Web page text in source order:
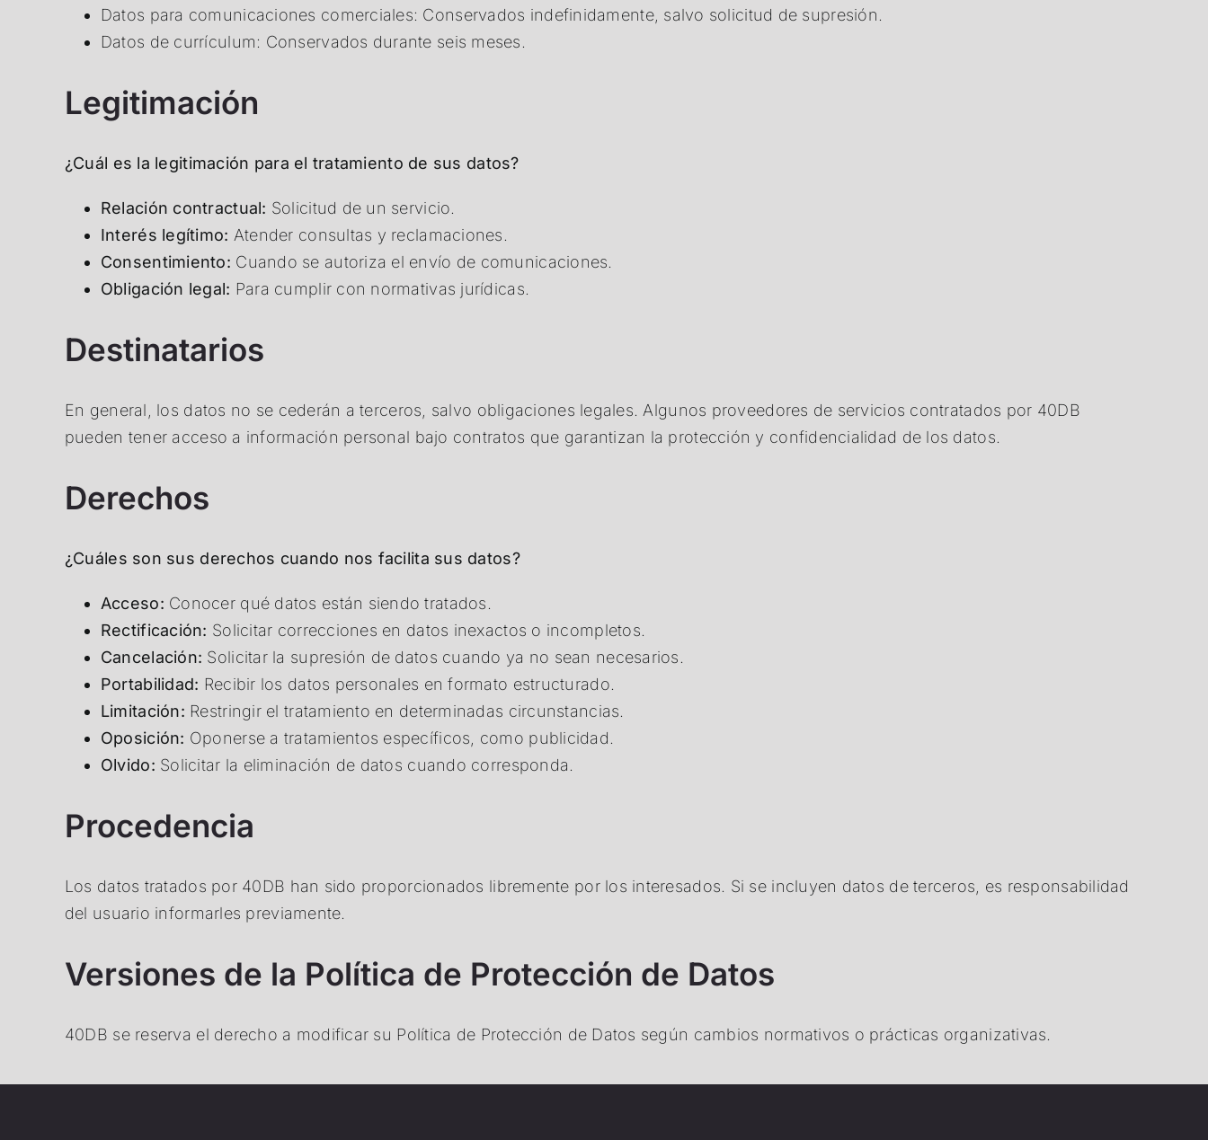
Datos para comunicaciones comerciales: Conservados indefinidamente, salvo solicitud de supresión.
Datos de currículum: Conservados durante seis meses.
Legitimación
¿Cuál es la legitimación para el tratamiento de sus datos?
Relación contractual: Solicitud de un servicio.
Interés legítimo: Atender consultas y reclamaciones.
Consentimiento: Cuando se autoriza el envío de comunicaciones.
Obligación legal: Para cumplir con normativas jurídicas.
Destinatarios
En general, los datos no se cederán a terceros, salvo obligaciones legales. Algunos proveedores de servicios contratados por 40DB
pueden tener acceso a información personal bajo contratos que garantizan la protección y confidencialidad de los datos.
Derechos
¿Cuáles son sus derechos cuando nos facilita sus datos?
Acceso: Conocer qué datos están siendo tratados.
Rectificación: Solicitar correcciones en datos inexactos o incompletos.
Cancelación: Solicitar la supresión de datos cuando ya no sean necesarios.
Portabilidad: Recibir los datos personales en formato estructurado.
Limitación: Restringir el tratamiento en determinadas circunstancias.
Oposición: Oponerse a tratamientos específicos, como publicidad.
Olvido: Solicitar la eliminación de datos cuando corresponda.
Procedencia
Los datos tratados por 40DB han sido proporcionados libremente por los interesados. Si se incluyen datos de terceros, es responsabilidad
del usuario informarles previamente.
Versiones de la Política de Protección de Datos
40DB se reserva el derecho a modificar su Política de Protección de Datos según cambios normativos o prácticas organizativas.